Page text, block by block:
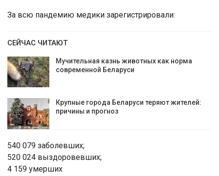
За всю пандемию медики зарегистрировали:
СЕЙЧАС ЧИТАЮТ
Мучительная казнь животных как норма
современной Беларуси
Крупные города Беларуси теряют жителей:
причины и прогноз
540 079 заболевших;
520 024 выздоровевших;
4 159 умерших